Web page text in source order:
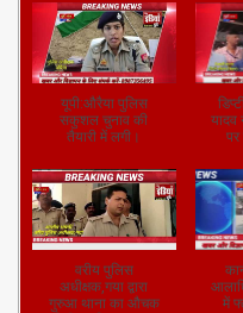
यूपी:औरैया पुलिस
सकुशल चुनाव की
तैयारी में लगी।
पर
वरीय पुलिस
अधीक्षक,गया द्वारा
गुरुआ थाना का औचक
निरीक्षण किया गया।
में